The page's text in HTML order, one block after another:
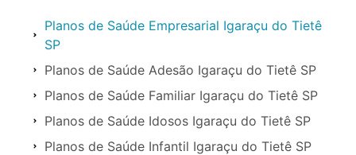
Planos de Saúde Empresarial Igaraçu do Tietê
SP
Planos de Saúde Adesão Igaraçu do Tietê SP
Planos de Saúde Familiar Igaraçu do Tietê SP
Planos de Saúde Idosos Igaraçu do Tietê SP
Planos de Saúde Infantil Igaraçu do Tietê SP